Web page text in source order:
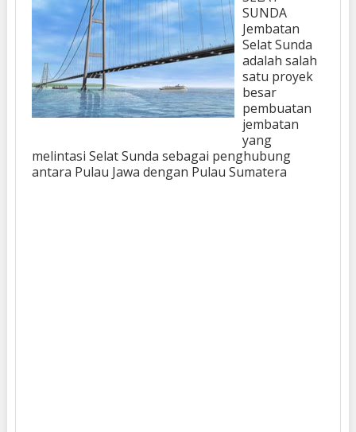
SUNDA
Jembatan
Selat Sunda
adalah salah
satu proyek
besar
pembuatan
jembatan
yang
melintasi Selat Sunda sebagai penghubung
antara Pulau Jawa dengan Pulau Sumatera